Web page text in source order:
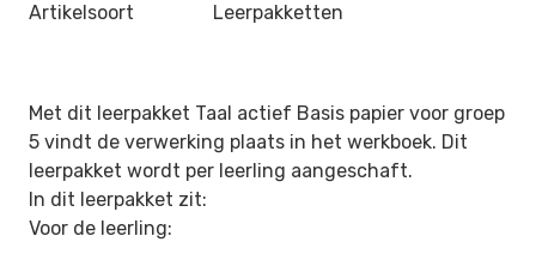
Artikelsoort
Leerpakketten
Met dit leerpakket Taal actief Basis papier voor groep
5 vindt de verwerking plaats in het werkboek. Dit
leerpakket wordt per leerling aangeschaft.
In dit leerpakket zit:
Voor de leerling: